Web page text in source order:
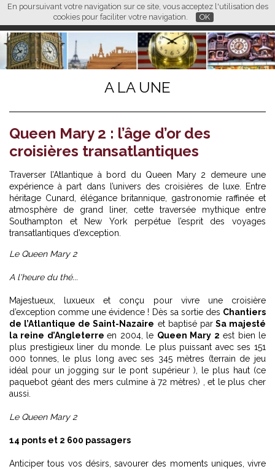
En poursuivant votre navigation sur ce site, vous acceptez l'utilisation des
cookies pour faciliter votre navigation.
OK
FR EN CN
L M
A LA UNE
Queen Mary 2 : l’âge d’or des
croisières transatlantiques
Traverser l’Atlantique à bord du Queen Mary 2 demeure une
expérience à part dans l’univers des croisières de luxe. Entre
héritage Cunard, élégance britannique, gastronomie raffinée et
atmosphère de grand liner, cette traversée mythique entre
Southampton et New York perpétue l’esprit des voyages
transatlantiques d’exception.
Le Queen Mary 2
A l'heure du thé...
Majestueux, luxueux et conçu pour vivre une croisière
d’exception comme une évidence ! Dès sa sortie des Chantiers
de l’Atlantique de Saint-Nazaire et baptisé parSa majesté
la reine d’Angleterreen 2004, le Queen Mary 2 est bien le
plus prestigieux liner du monde. Le plus puissant avec ses 151
000 tonnes, le plus long avec ses 345 mètres (terrain de jeu
idéal pour un jogging sur le pont supérieur ), le plus haut (ce
paquebot géant des mers culmine à 72 mètres) , et le plus cher
aussi.
Le Queen Mary 2
14 ponts et 2 600 passagers
Anticiper tous vos désirs, savourer des moments uniques, vivre